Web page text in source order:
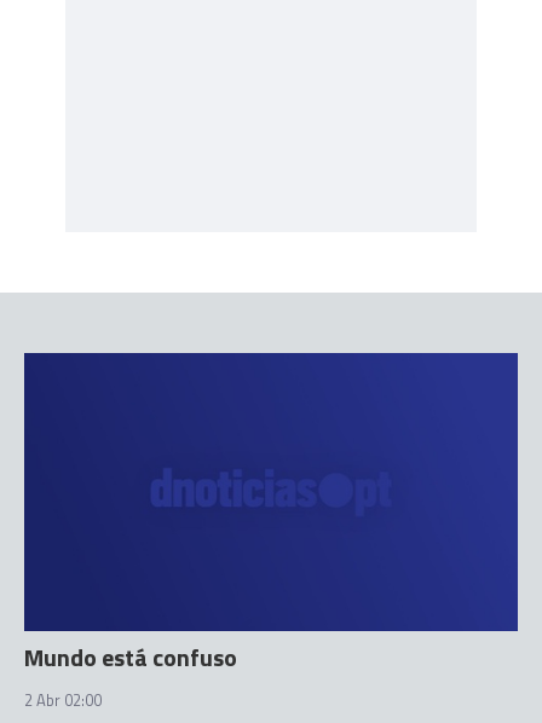
Mundo está confuso
2 Abr 02:00